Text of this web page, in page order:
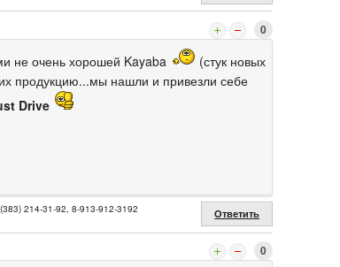
0
не очень хорошей Kayaba
(стук новых
продукцию...мы нашли и привезли себе
Drive
214-31-92, 8-913-912-3192 Ответить
0